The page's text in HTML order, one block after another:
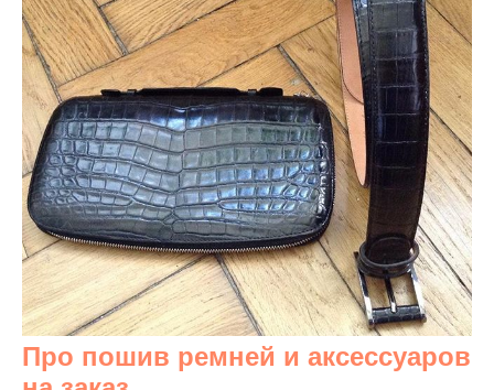
Про пошив ремней и аксессуаров